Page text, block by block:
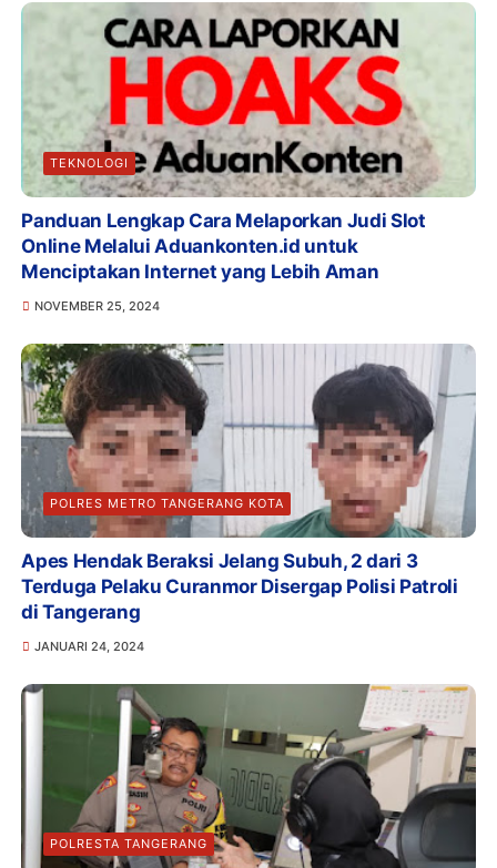
TEKNOLOGI
Panduan Lengkap Cara Melaporkan Judi Slot
Online Melalui Aduankonten.id untuk
Menciptakan Internet yang Lebih Aman
NOVEMBER 25, 2024
POLRES METRO TANGERANG KOTA
Apes Hendak Beraksi Jelang Subuh, 2 dari 3
Terduga Pelaku Curanmor Disergap Polisi Patroli
di Tangerang
JANUARI 24, 2024
POLRESTA TANGERANG